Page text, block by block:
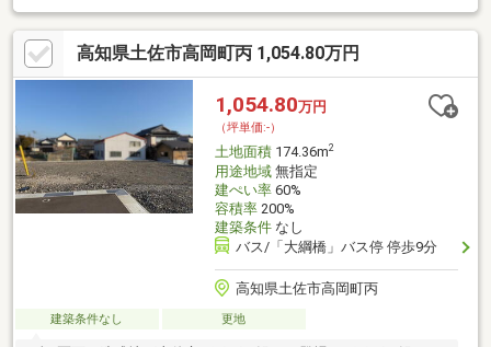
持ちでない方にも多方面へのアクセス良好です。周辺にはスーパ
ー・コンビニ・ドラッグストアが徒歩圏内に点在しており、毎日
のお買い物に便利な住環境です。
高知県土佐市高岡町丙 1,054.80万円
1,054.80万円
（坪単価:-）
土地面積174.36m2
用途地域無指定
建ぺい率60%
容積率200%
建築条件なし
バス/「大綱橋」バス停 停歩9分
高知県土佐市高岡町丙
建築条件なし 更地